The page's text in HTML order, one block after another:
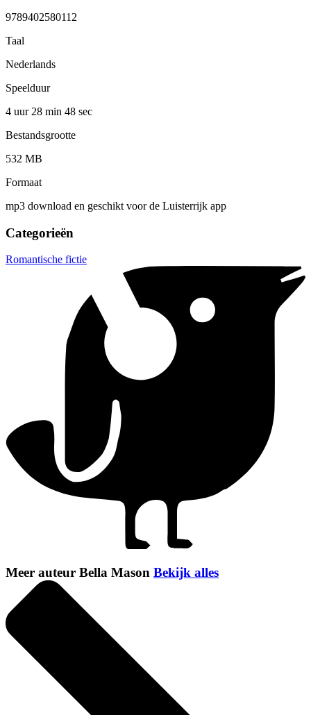
9789402580112
Taal
Nederlands
Speelduur
4 uur 28 min 48 sec
Bestandsgrootte
532 MB
Formaat
mp3 download en geschikt voor de Luisterrijk app
Categorieën
Romantische fictie
Meer auteur Bella Mason Bekijk alles